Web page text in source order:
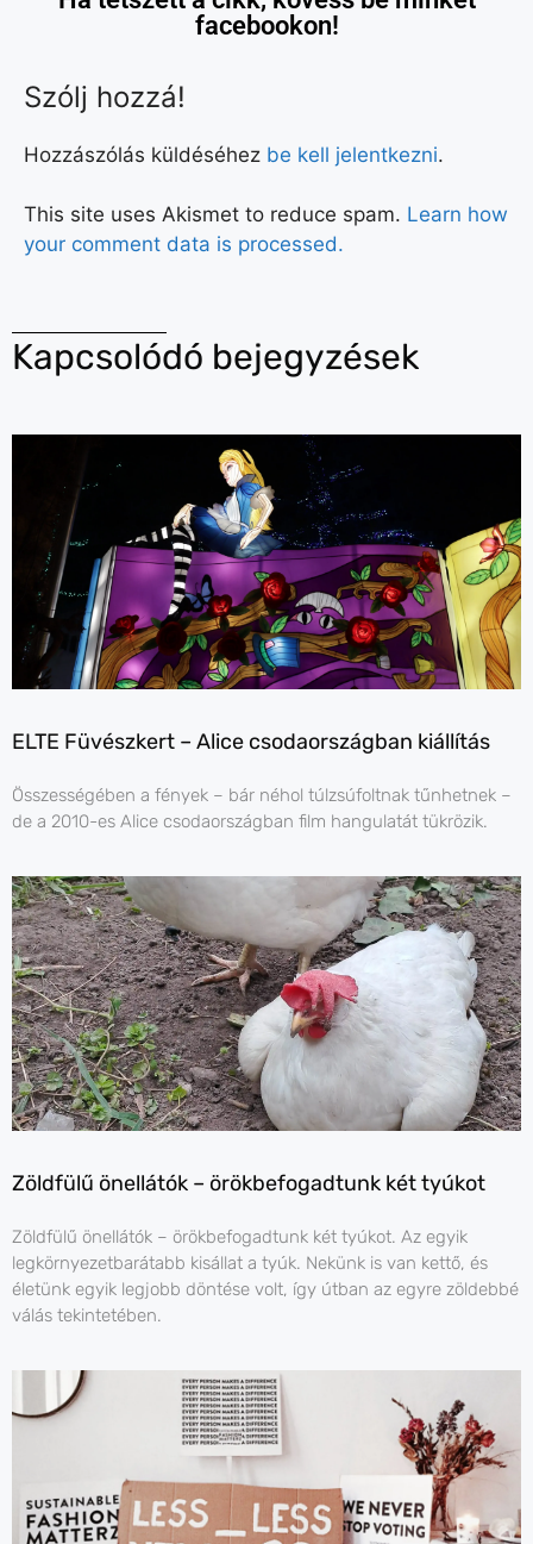
facebookon!
Szólj hozzá!
Hozzászólás küldéséhez be kell jelentkezni.
This site uses Akismet to reduce spam. Learn how
your comment data is processed.
Kapcsolódó bejegyzések
ELTE Füvészkert – Alice csodaországban kiállítás
Összességében a fények – bár néhol túlzsúfoltnak tűnhetnek –
de a 2010-es Alice csodaországban film hangulatát tükrözik.
Zöldfülű önellátók – örökbefogadtunk két tyúkot
Zöldfülű önellátók – örökbefogadtunk két tyúkot. Az egyik
legkörnyezetbarátabb kisállat a tyúk. Nekünk is van kettő, és
életünk egyik legjobb döntése volt, így útban az egyre zöldebbé
válás tekintetében.